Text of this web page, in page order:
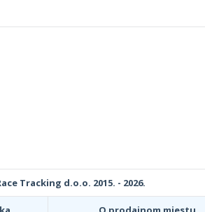
Tracking d.o.o. 2015. - 2026.